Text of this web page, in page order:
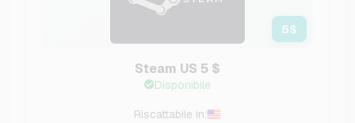
5$
Steam US 5 $
Disponibile
Riscattabile in: